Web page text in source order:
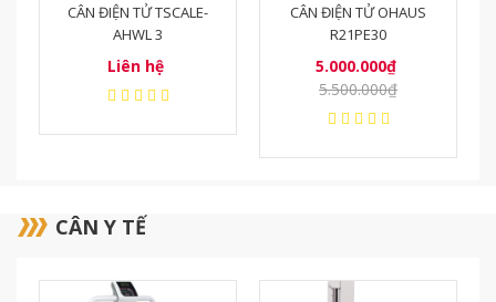
CÂN ĐIỆN TỬ OHAUS
R21PE30
5.000.000₫
5.500.000₫
CÂN ĐIỆN TỬ OHAUS
R21PE15
5.000.000₫
5.500.000₫
CÂN Y TẾ